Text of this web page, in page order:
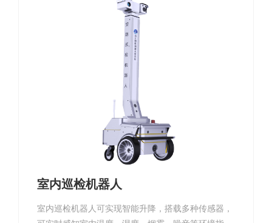
室内巡检机器人
室内巡检机器人可实现智能升降，搭载多种传感器，